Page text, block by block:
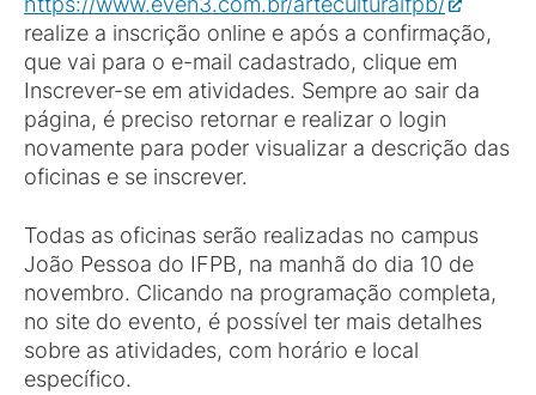
realize a inscrição online e após a confirmação,
que vai para o e-mail cadastrado, clique em
Inscrever-se em atividades. Sempre ao sair da
página, é preciso retornar e realizar o login
novamente para poder visualizar a descrição das
oficinas e se inscrever.
Todas as oficinas serão realizadas no campus
João Pessoa do IFPB, na manhã do dia 10 de
novembro. Clicando na programação completa,
no site do evento, é possível ter mais detalhes
sobre as atividades, com horário e local
específico.